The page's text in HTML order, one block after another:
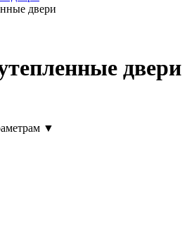
двери
двери
▼